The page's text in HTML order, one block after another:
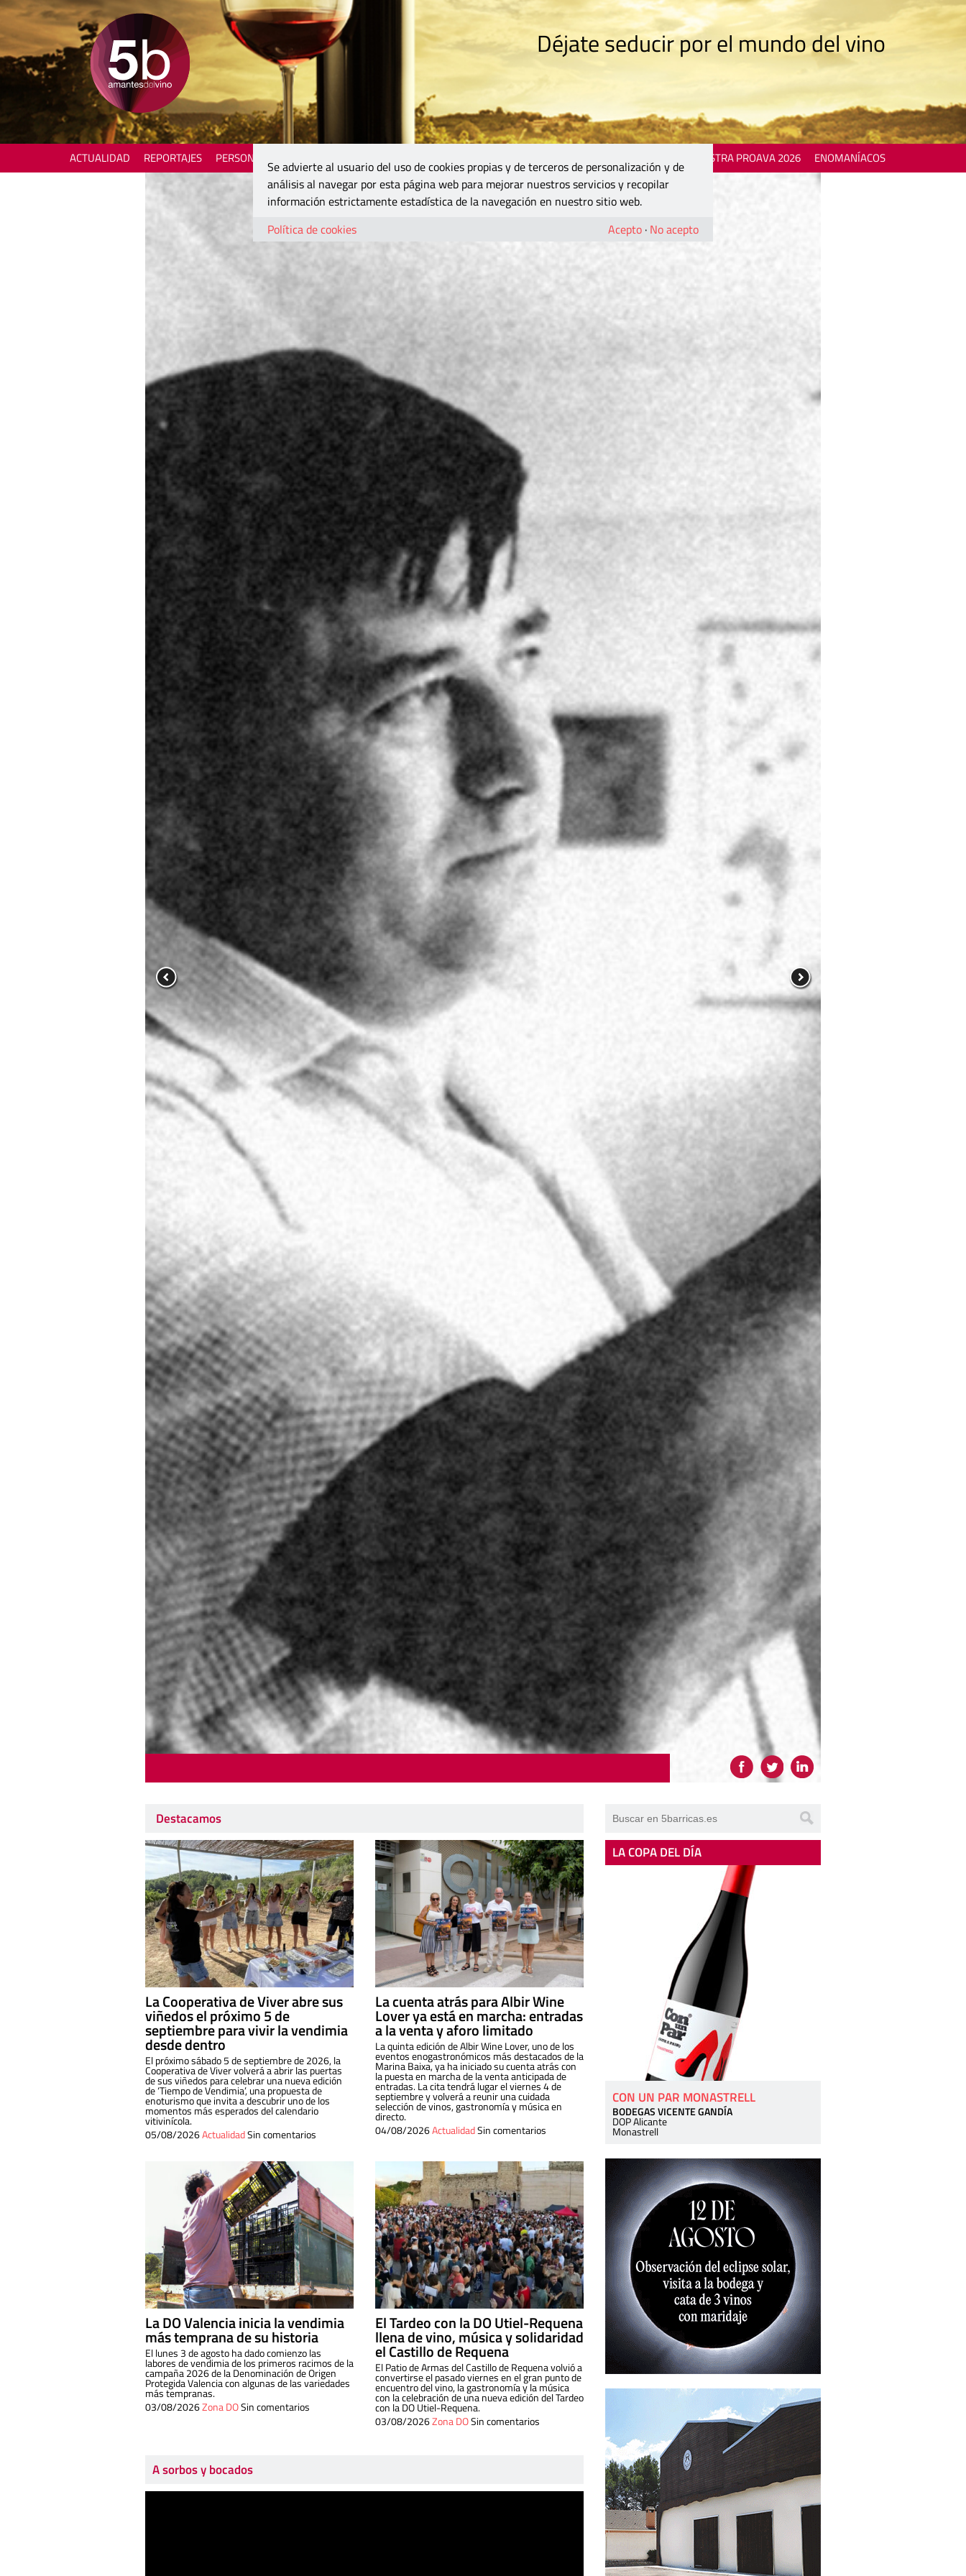
Déjate seducir por el mundo del vino
ACTUALIDAD REPORTAJES PERSONAJES MOSTRA PROAVA 2026 ENOMANÍACOS
Destacamos
La Cooperativa de Viver abre sus
viñedos el próximo 5 de
septiembre para vivir la vendimia
desde dentro
El próximo sábado 5 de septiembre de 2026, la
Cooperativa de Viver volverá a abrir las puertas
de sus viñedos para celebrar una nueva edición
de ‘Tiempo de Vendimia’, una propuesta de
enoturismo que invita a descubrir uno de los
momentos más esperados del calendario
vitivinícola.
05/08/2026ActualidadSin comentarios
La cuenta atrás para Albir Wine
Lover ya está en marcha: entradas
a la venta y aforo limitado
La quinta edición de Albir Wine Lover, uno de los
eventos enogastronómicos más destacados de la
Marina Baixa, ya ha iniciado su cuenta atrás con
la puesta en marcha de la venta anticipada de
entradas. La cita tendrá lugar el viernes 4 de
septiembre y volverá a reunir una cuidada
selección de vinos, gastronomía y música en
directo.
04/08/2026ActualidadSin comentarios
La DO Valencia inicia la vendimia
más temprana de su historia
El lunes 3 de agosto ha dado comienzo las
labores de vendimia de los primeros racimos de la
campaña 2026 de la Denominación de Origen
Protegida Valencia con algunas de las variedades
más tempranas.
03/08/2026Zona DOSin comentarios
El Tardeo con la DO Utiel-Requena
llena de vino, música y solidaridad
el Castillo de Requena
El Patio de Armas del Castillo de Requena volvió a
convertirse el pasado viernes en el gran punto de
encuentro del vino, la gastronomía y la música
con la celebración de una nueva edición del Tardeo
con la DO Utiel-Requena.
03/08/2026Zona DOSin comentarios
A sorbos y bocados
LA COPA DEL DÍA
CON UN PAR MONASTRELL
BODEGAS VICENTE GANDÍA
DOP Alicante
Monastrell
Se advierte al usuario del uso de cookies propias y de terceros de personalización y de
análisis al navegar por esta página web para mejorar nuestros servicios y recopilar
información estrictamente estadística de la navegación en nuestro sitio web.
Política de cookies
Acepto · No acepto